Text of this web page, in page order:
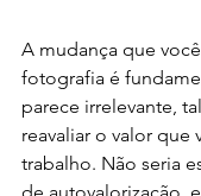
A mudança que
fotografia é
parece irrelevante,
reavaliar o valor que
trabalho. Não seria